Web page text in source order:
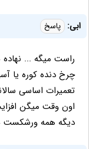
ابی: پاسخ
راست میگه ...
دیگه همه